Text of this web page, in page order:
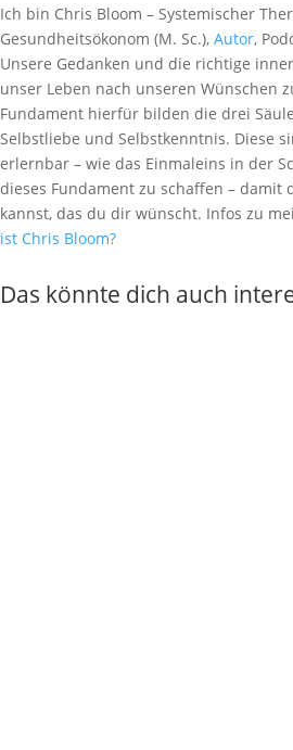
Ich bin Chris Bloom – Systemischer
Gesundheitsökonom (M. Sc.), Autor,
Unsere Gedanken und die richtige
unser Leben nach unseren Wünschen
Fundament hierfür bilden die drei
Selbstliebe und Selbstkenntnis. Diese
erlernbar – wie das Einmaleins in der
dieses Fundament zu schaffen – damit
kannst, das du dir wünscht. Infos zu
ist Chris Bloom?
Das könnte dich auch